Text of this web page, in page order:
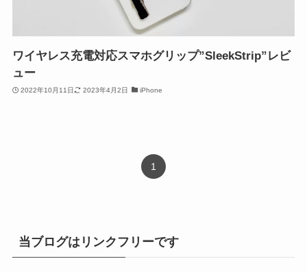
ワイヤレス充電対応スマホグリップ”SleekStrip”レビ
ュー
2022年10月11日 2023年4月2日 iPhone
1
当ブログはリンクフリーです